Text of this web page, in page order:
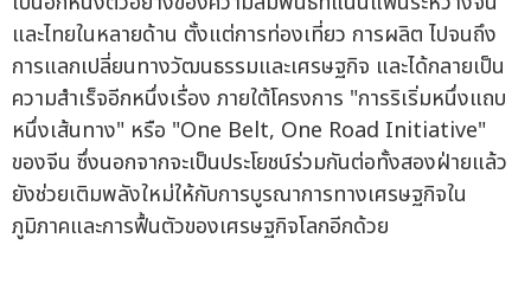
และไทยในหลายด้าน ตั้งแต่การท่องเที่ยว การผลิต ไปจนถึง
การแลกเปลี่ยนทางวัฒนธรรมและเศรษฐกิจ และได้กลายเป็น
ความสำเร็จอีกหนึ่งเรื่อง ภายใต้โครงการ "การริเริ่มหนึ่งแถบ
หนึ่งเส้นทาง" หรือ "One Belt, One Road Initiative"
ของจีน ซึ่งนอกจากจะเป็นประโยชน์ร่วมกันต่อทั้งสองฝ่ายแล้ว
ยังช่วยเติมพลังใหม่ให้กับการบูรณาการทางเศรษฐกิจใน
ภูมิภาคและการฟื้นตัวของเศรษฐกิจโลกอีกด้วย